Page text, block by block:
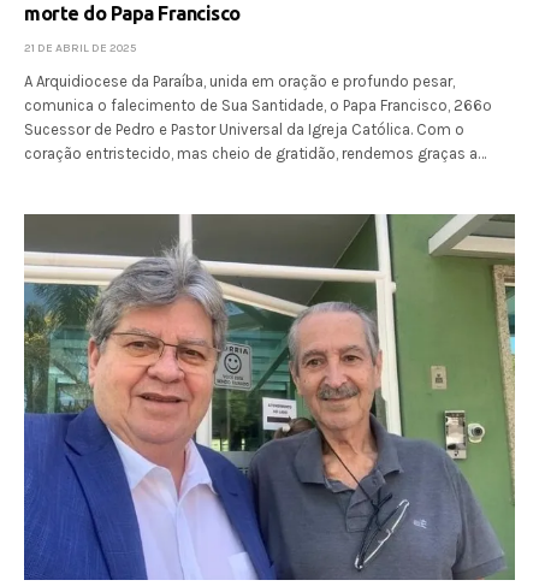
morte do Papa Francisco
21 DE ABRIL DE 2025
A Arquidiocese da Paraíba, unida em oração e profundo pesar,
comunica o falecimento de Sua Santidade, o Papa Francisco, 266º
Sucessor de Pedro e Pastor Universal da Igreja Católica. Com o
coração entristecido, mas cheio de gratidão, rendemos graças a…